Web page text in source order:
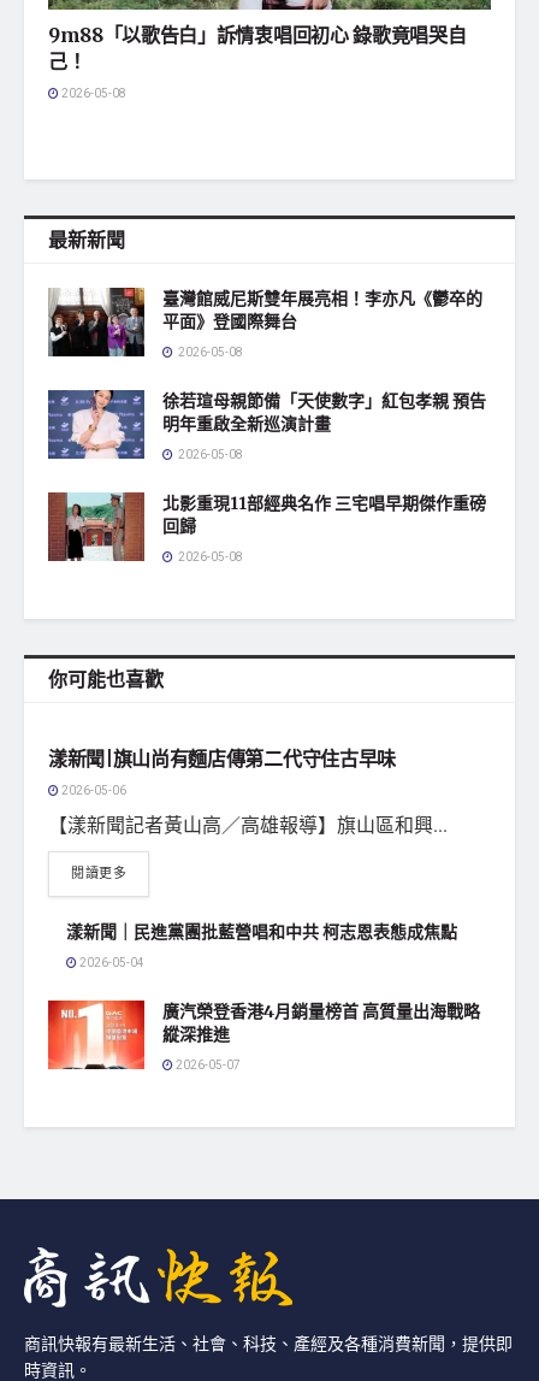
9m88「以歌告白」訴情衷唱回初心 錄歌竟唱哭自
己！
2026-05-08
最新新聞
臺灣館威尼斯雙年展亮相！李亦凡《鬱卒的
平面》登國際舞台
2026-05-08
徐若瑄母親節備「天使數字」紅包孝親 預告
明年重啟全新巡演計畫
2026-05-08
北影重現11部經典名作 三宅唱早期傑作重磅
回歸
2026-05-08
你可能也喜歡
漾新聞|旗山尚有麵店傳第二代守住古早味
2026-05-06
【漾新聞記者黃山高／高雄報導】旗山區和興...
閱讀更多
漾新聞｜民進黨團批藍營唱和中共 柯志恩表態成焦點
2026-05-04
廣汽榮登香港4月銷量榜首 高質量出海戰略
縱深推進
2026-05-07
商訊快報有最新生活、社會、科技、產經及各種消費新聞，提供即
時資訊。